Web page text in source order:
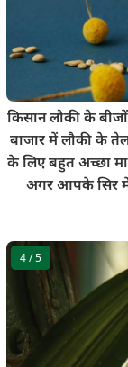
किसान लौकी के
बाजार में लौकी के
के लिए बहुत अच्छा
अगर आपके सिर में
4/ 5